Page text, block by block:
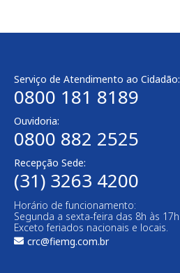
Serviço de Atendimento ao Cidadão:
0800 181 8189
Ouvidoria:
0800 882 2525
Recepção Sede:
(31) 3263 4200
Horário de funcionamento:
Segunda a sexta-feira das 8h às 17h
Exceto feriados nacionais e locais.
crc@fiemg.com.br